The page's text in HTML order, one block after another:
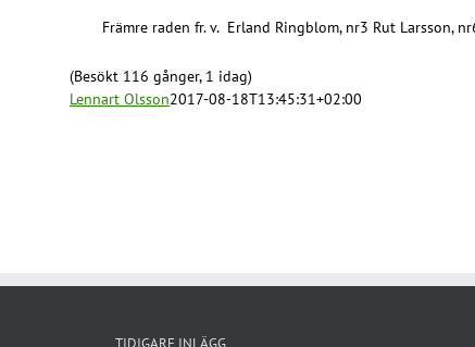
Främre raden fr. v. Erland Ringblom, nr3 Rut Larsson,
(Besökt 116 gånger, 1 idag)
Lennart Olsson2017-08-18T13:45:31+02:00
TIDIGARE INLÄGG